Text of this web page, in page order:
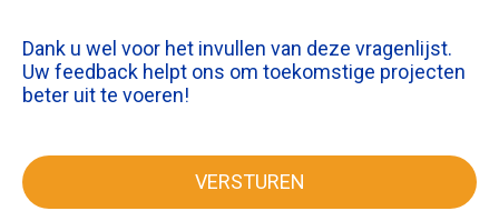
Dank u wel voor het invullen van deze vragenlijst.
Uw feedback helpt ons om toekomstige projecten
beter uit te voeren!
VERSTUREN